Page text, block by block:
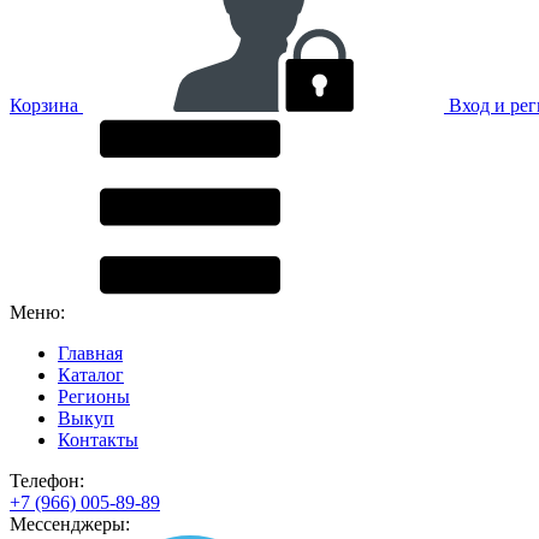
Корзина Вход и
Меню:
Главная
Каталог
Регионы
Выкуп
Контакты
Телефон:
+7 (966) 005-89-89
Мессенджеры: